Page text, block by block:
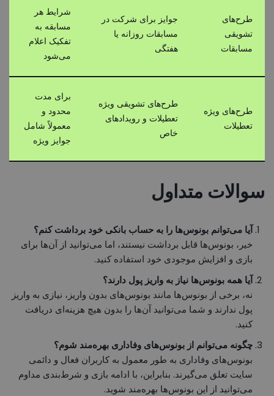
طرح‌های
تشویقی
مسابقات
جوایز برای شرکت در
مسابقات روزانه یا
هفتگی
شرایط هر
مسابقه به
تفکیک اعلام
می‌شود
طرح‌های ویژه
تعطیلات
طرح‌های تشویقی ویژه
تعطیلات و رویدادهای
خاص
برای مدت
محدود و
معمولاً شامل
جوایز ویژه
سوالات متداول
آیا می‌توانم بونوس‌ها را به حساب بانکی خود برداشت کنم؟
خیر، بونوس‌ها قابل برداشت نیستند، اما می‌توانید از آن‌ها برای
بازی و افزایش موجودی خود استفاده کنید.
آیا همه بونوس‌ها نیاز به واریز پول دارند؟
نه، برخی از بونوس‌ها مانند بونوس‌های بدون واریز، نیازی به واریز
پول ندارند و شما می‌توانید آن‌ها را بدون هیچ هزینه‌ای دریافت
کنید.
چگونه می‌توانم از بونوس‌های وفاداری بهره‌مند شوم؟
بونوس‌های وفاداری به طور معمول به کاربران فعال و دائمی
سایت تعلق می‌گیرند. بنابراین، با ادامه بازی و شرط‌بندی مداوم
می‌توانید از این بونوس‌ها بهره‌مند شوید.